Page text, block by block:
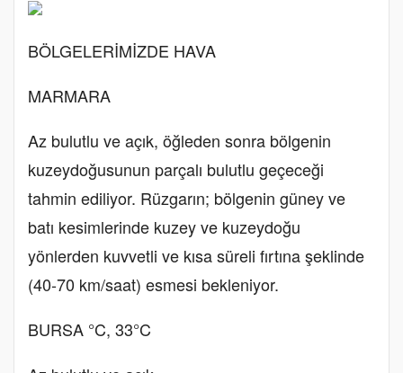
BÖLGELERİMİZDE HAVA
MARMARA
Az bulutlu ve açık, öğleden sonra bölgenin
kuzeydoğusunun parçalı bulutlu geçeceği
tahmin ediliyor. Rüzgarın; bölgenin güney ve
batı kesimlerinde kuzey ve kuzeydoğu
yönlerden kuvvetli ve kısa süreli fırtına şeklinde
(40-70 km/saat) esmesi bekleniyor.
BURSA °C, 33°C